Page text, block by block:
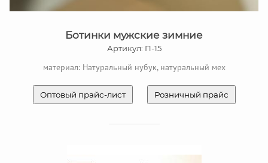
Ботинки мужские зимние
Артикул: П-15
материал: Натуральный нубук, натуральный мех
Оптовый прайс-лист Розничный прайс